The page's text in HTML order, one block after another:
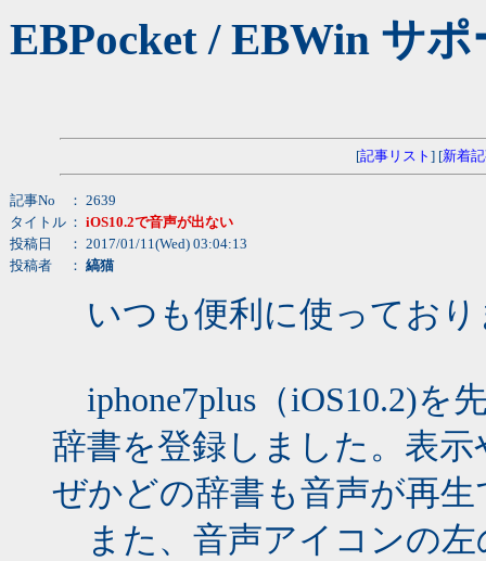
EBPocket / EBWin サ
[記事リスト ] [新着
記事No
： 2639
タイトル ： iOS10.2で音声が出ない
投稿日
： 2017/01/11(Wed) 03:04:13
投稿者
： 縞猫
いつも便利に使っており
iphone7plus（iOS10.2)を
辞書を登録しました。表
ぜかどの辞書も音声が再
また、音声アイコンの左